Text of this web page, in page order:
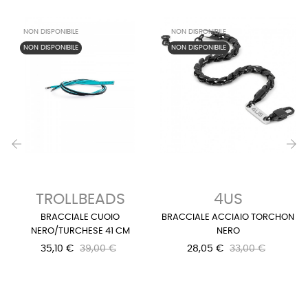
NON DISPONIBILE
NON DISPONIBILE
TROLLBEADS
BRACCIALE CUOIO
NERO/TURCHESE 41 CM
35,10 € 39,00 €
NON DISPONIBILE
NON DISPONIBILE
4US
BRACCIALE ACCIAIO TORCHON
NERO
28,05 € 33,00 €